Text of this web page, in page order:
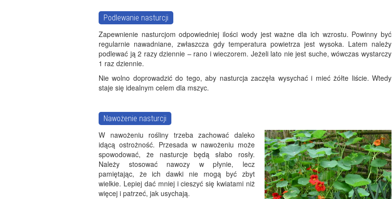
Podlewanie nasturcji
Zapewnienie nasturcjom odpowiedniej ilości wody jest ważne dla ich wzrostu. Powinny być
regularnie nawadniane, zwłaszcza gdy temperatura powietrza jest wysoka. Latem należy
podlewać ją 2 razy dziennie – rano i wieczorem. Jeżeli lato nie jest suche, wówczas wystarczy
1 raz dziennie.
Nie wolno doprowadzić do tego, aby nasturcja zaczęła wysychać i mieć żółte liście. Wtedy
staje się idealnym celem dla mszyc.
Nawożenie nasturcji
W nawożeniu rośliny trzeba zachować daleko
idącą ostrożność. Przesada w nawożeniu może
spowodować, że nasturcje będą słabo rosły.
Należy stosować nawozy w płynie, lecz
pamiętając, że ich dawki nie mogą być zbyt
wielkie. Lepiej dać mniej i cieszyć się kwiatami niż
więcej i patrzeć, jak usychają.